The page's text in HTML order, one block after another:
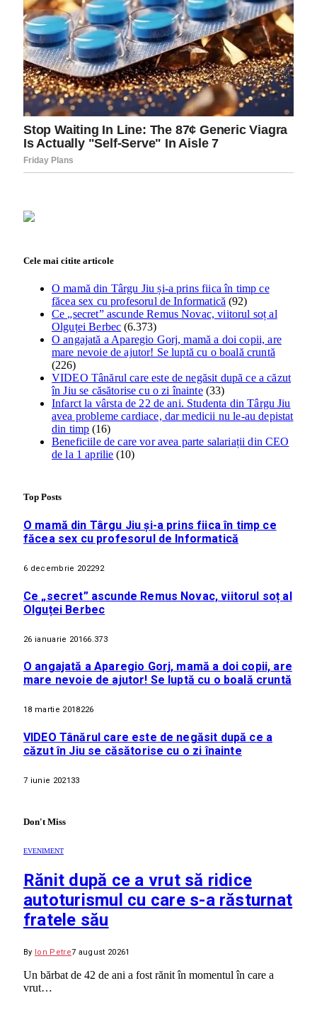
Cele mai citite articole
O mamă din Târgu Jiu și-a prins fiica în timp ce
făcea sex cu profesorul de Informatică (92)
Ce „secret” ascunde Remus Novac, viitorul soț al
Olguței Berbec (6.373)
O angajată a Aparegio Gorj, mamă a doi copii, are
mare nevoie de ajutor! Se luptă cu o boală cruntă
(226)
VIDEO Tânărul care este de negăsit după ce a căzut
în Jiu se căsătorise cu o zi înainte (33)
Infarct la vârsta de 22 de ani. Studenta din Târgu Jiu
avea probleme cardiace, dar medicii nu le-au depistat
din timp (16)
Beneficiile de care vor avea parte salariații din CEO
de la 1 aprilie (10)
Top Posts
O mamă din Târgu Jiu și-a prins fiica în timp ce
făcea sex cu profesorul de Informatică
6 decembrie 202292
Ce „secret” ascunde Remus Novac, viitorul soț al
Olguței Berbec
26 ianuarie 20166.373
O angajată a Aparegio Gorj, mamă a doi copii, are
mare nevoie de ajutor! Se luptă cu o boală cruntă
18 martie 2018226
VIDEO Tânărul care este de negăsit după ce a
căzut în Jiu se căsătorise cu o zi înainte
7 iunie 2021 33
Don't Miss
EVENIMENT
Rănit după ce a vrut să ridice
autoturismul cu care s-a răsturnat
fratele său
By Ion Petre7 august 20261
Un bărbat de 42 de ani a fost rănit în momentul în care a
vrut…